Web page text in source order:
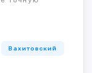
Вахитовский